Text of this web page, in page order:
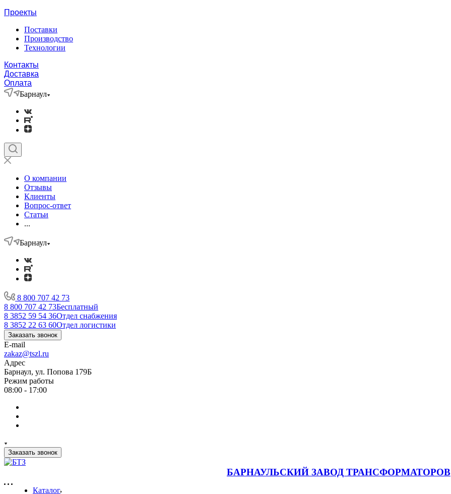
Проекты
Поставки
Производство
Технологии
Контакты
Доставка
Оплата
Барнаул
О компании
Отзывы
Клиенты
Вопрос-ответ
Статьи
...
Барнаул
8 800 707 42 73
8 800 707 42 73Бесплатный
8 3852 59 54 36Отдел снабжения
8 3852 22 63 60Отдел логистики
Заказать звонок
E-mail
zakaz@tszl.ru
Адрес
Барнаул, ул. Попова 179Б
Режим работы
08:00 - 17:00
Заказать звонок
БАРНАУЛЬСКИЙ ЗАВОД ТРАНСФОРМАТОРОВ
Каталог